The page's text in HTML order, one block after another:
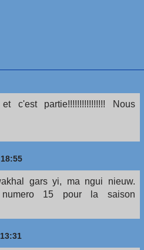
c'est partie!!!!!!!!!!!!!!!! Nous
gars yi, ma ngui nieuw.
15 pour la saison